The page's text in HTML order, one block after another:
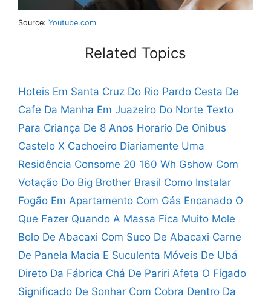
Source: Youtube.com
Related Topics
Hoteis Em Santa Cruz Do Rio Pardo Cesta De
Cafe Da Manha Em Juazeiro Do Norte Texto
Para Criança De 8 Anos Horario De Onibus
Castelo X Cachoeiro Diariamente Uma
Residência Consome 20 160 Wh Gshow Com
Votação Do Big Brother Brasil Como Instalar
Fogão Em Apartamento Com Gás Encanado O
Que Fazer Quando A Massa Fica Muito Mole
Bolo De Abacaxi Com Suco De Abacaxi Carne
De Panela Macia E Suculenta Móveis De Ubá
Direto Da Fábrica Chá De Pariri Afeta O Fígado
Significado De Sonhar Com Cobra Dentro Da